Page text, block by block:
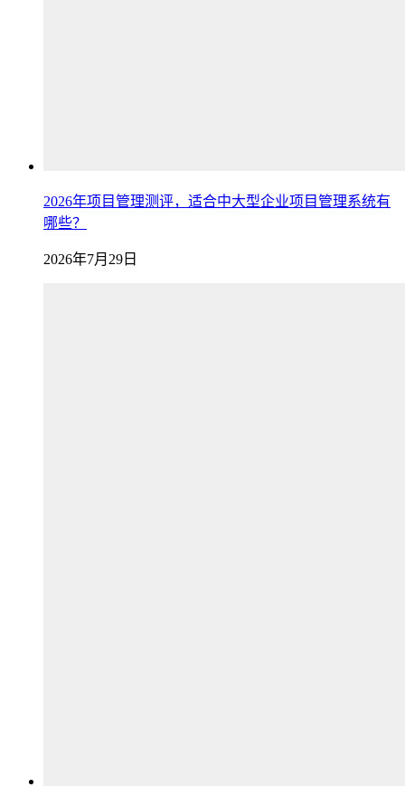
2026年项目管理测评，适合中大型企业项目管理系统有
哪些？
2026年7月29日